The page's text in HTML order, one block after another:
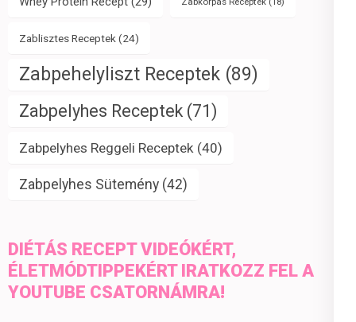
Zablisztes Receptek (24)
Zabpehelyliszt Receptek (89)
Zabpelyhes Receptek (71)
Zabpelyhes Reggeli Receptek (40)
Zabpelyhes Sütemény (42)
DIÉTÁS RECEPT VIDEÓKÉRT,
ÉLETMÓDTIPPEKÉRT IRATKOZZ FEL A
YOUTUBE CSATORNÁMRA!